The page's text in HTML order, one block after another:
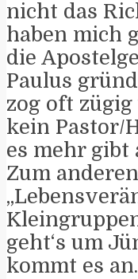
nicht das
haben mich
die
Paulus
zog oft
kein Pastor/
es mehr gibt
Zum
geht‘s um
kommt es an.